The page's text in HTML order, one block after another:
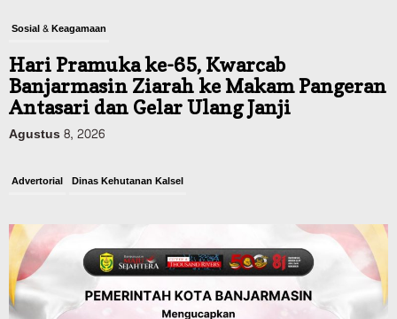
Sosial & Keagamaan
Hari Pramuka ke-65, Kwarcab
Banjarmasin Ziarah ke Makam Pangeran
Antasari dan Gelar Ulang Janji
Agustus 8, 2026
Advertorial Dinas Kehutanan Kalsel
Tahura Sultan Adam Berhasil
Dikendalikan
Agustus 8, 2026